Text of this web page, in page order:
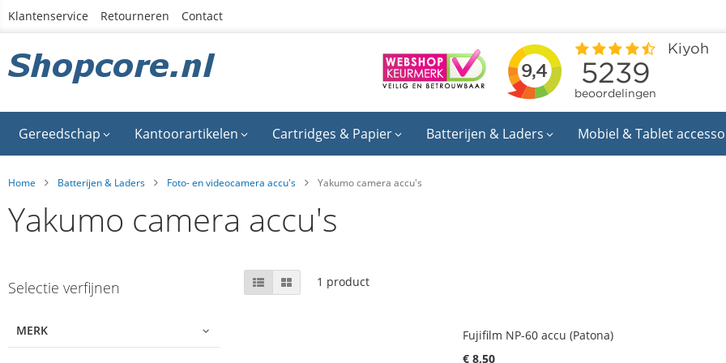
Ga
inhoud
Klantenservice Retourneren Contact
Gereedschap Kantoorartikelen Cartridges & Papier Batterijen & Laders Mobiel & Tablet
Home Batterijen & Laders Foto- en videocamera accu's Yakumo camera accu's
Yakumo camera accu's
to
list
Selectie verfijnen
MERK
Tonen
als
Lijst Foto-
tabel
1 product
Fujifilm NP-60 accu (Patona)
€ 8,50